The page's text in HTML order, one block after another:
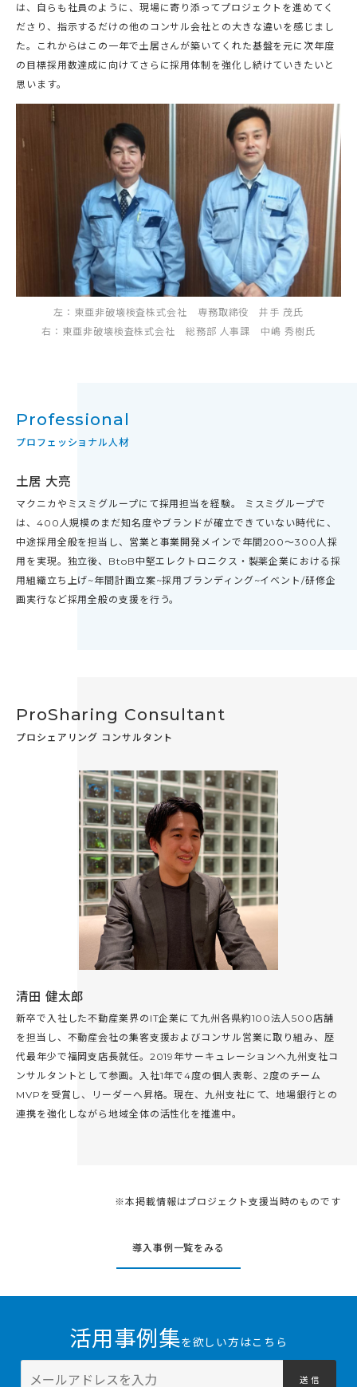
は、自らも社員のように、現場に寄り添ってプロジェクトを進めてく
ださり、指示するだけの他のコンサル会社との大きな違いを感じまし
た。これからはこの一年で土居さんが築いてくれた基盤を元に次年度
の目標採用数達成に向けてさらに採用体制を強化し続けていきたいと
思います。
左：東亜非破壊検査株式会社 専務取締役 井手 茂氏
右：東亜非破壊検査株式会社 総務部 人事課 中嶋 秀樹氏
Professional
プロフェッショナル人材
土居 大亮
マクニカやミスミグループにて採用担当を経験。 ミスミグループで
は、400人規模のまだ知名度やブランドが確立できていない時代に、
中途採用全般を担当し、営業と事業開発メインで年間200～300人採
用を実現。独立後、BtoB中堅エレクトロニクス・製薬企業における採
用組織立ち上げ~年間計画立案~採用ブランディング~イベント/研修企
画実行など採用全般の支援を行う。
ProSharing Consultant
プロシェアリング コンサルタント
清田 健太郎
新卒で入社した不動産業界のIT企業にて九州各県約100法人500店舗
を担当し、不動産会社の集客支援およびコンサル営業に取り組み、歴
代最年少で福岡支店長就任。2019年サーキュレーションへ九州支社コ
ンサルタントとして参画。入社1年で4度の個人表彰、2度のチーム
MVPを受賞し、リーダーへ昇格。現在、九州支社にて、地場銀行との
連携を強化しながら地域全体の活性化を推進中。
※本掲載情報はプロジェクト支援当時のものです
導入事例一覧をみる
活用事例集を欲しい方はこちら
送 信